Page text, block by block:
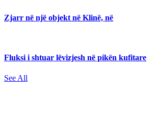
Zjarr në një objekt në Klinë, në
Fluksi i shtuar lëvizjesh në pikën kufitare
See All